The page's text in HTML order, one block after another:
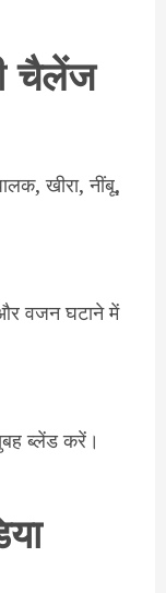
चैलेंज
खीरा, नींबू,
वजन घटाने में
ब्लेंड करें।